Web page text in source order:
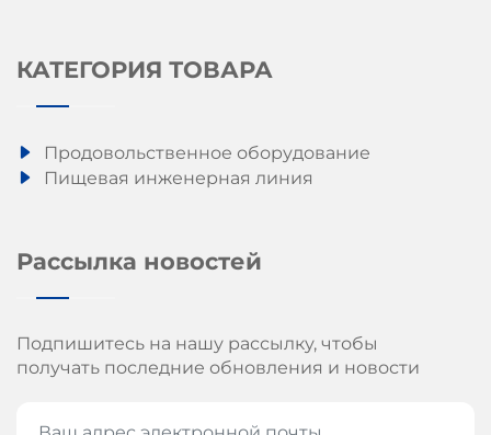
КАТЕГОРИЯ ТОВАРА
Продовольственное оборудование
Пищевая инженерная линия
Рассылка новостей
Подпишитесь на нашу рассылку, чтобы
получать последние обновления и новости